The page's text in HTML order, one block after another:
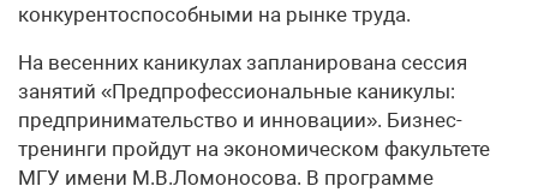
конкурентоспособными на рынке труда.
На весенних каникулах запланирована сессия
занятий «Предпрофессиональные каникулы:
предпринимательство и инновации». Бизнес-
тренинги пройдут на экономическом факультете
МГУ имени М.В.Ломоносова. В программе